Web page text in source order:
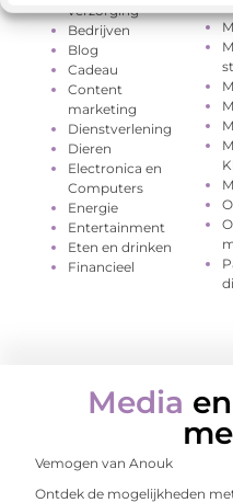
verzorging
Bedrijven
Blog
Cadeau
Content
marketing
Dienstverlening
Dieren
Electronica en
Computers
Energie
Entertainment
Eten en drinken
Financieel
Media
Vemogen van Anouk
Ontdek de mogelijkheden